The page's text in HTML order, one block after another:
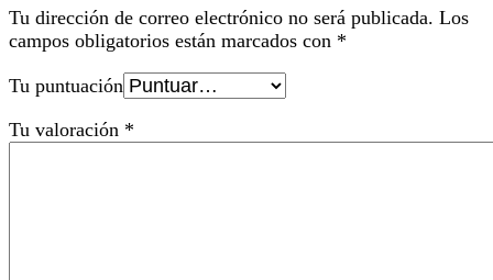
Tu dirección de correo electrónico no será publicada. Los
campos obligatorios están marcados con *
Tu puntuación
Tu valoración *